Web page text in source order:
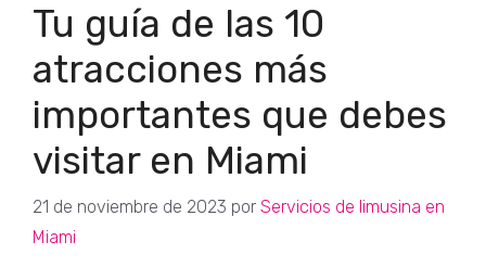
Tu guía de las 10
atracciones más
importantes que debes
visitar en Miami
21 de noviembre de 2023 por Servicios de limusina en
Miami